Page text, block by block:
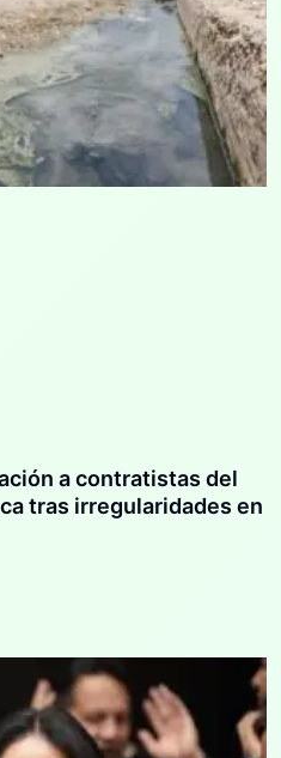
a contratistas del
tras irregularidades en